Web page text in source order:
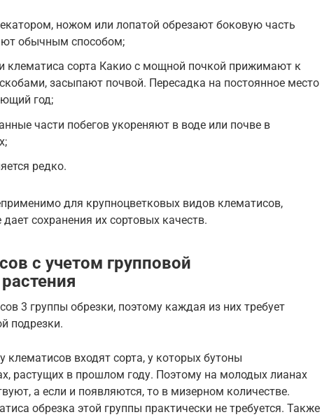
ножом или лопатой обрезают боковую часть
обычным способом;
клематиса сорта Какио с мощной почкой прижимают к
засыпают почвой. Пересадка на постоянное место
год;
части побегов укореняют в воде или почве в
редко.
для крупноцветковых видов клематисов,
сохранения их сортовых качеств.
с учетом групповой
3 группы обрезки, поэтому каждая из них требует
подрезки.
клематисов входят сорта, у которых бутоны
растущих в прошлом году. Поэтому на молодых лианах
а если и появляются, то в мизерном количестве.
обрезка этой группы практически не требуется. Также